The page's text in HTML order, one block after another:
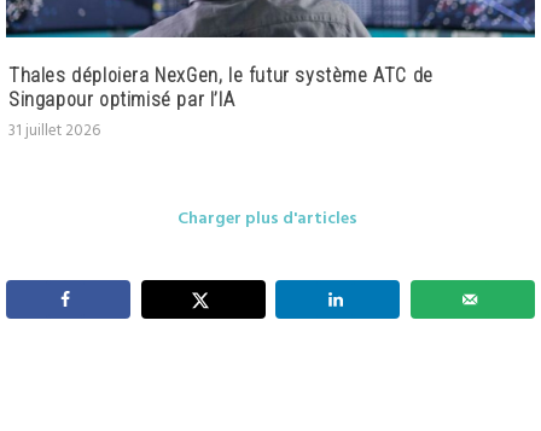
Thales déploiera NexGen, le futur système ATC de
Singapour optimisé par l’IA
31 juillet 2026
Charger plus d'articles